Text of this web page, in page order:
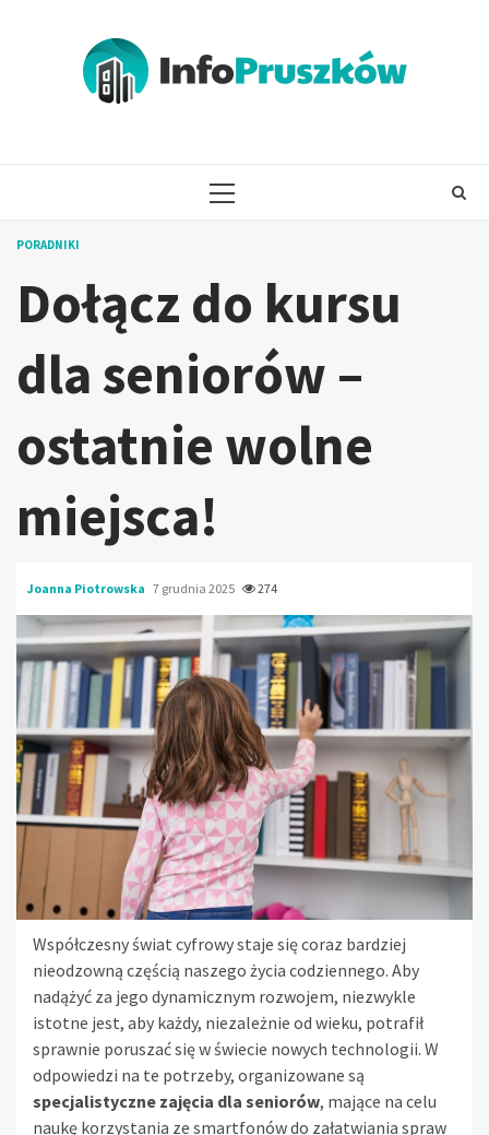
PRIMARY
PORADNIKI
Dołącz do kursu
dla seniorów –
ostatnie wolne
miejsca!
Joanna Piotrowska 7 grudnia 2025 274
Współczesny świat cyfrowy staje się coraz bardziej
nieodzowną częścią naszego życia codziennego. Aby
nadążyć za jego dynamicznym rozwojem, niezwykle
istotne jest, aby każdy, niezależnie od wieku, potrafił
sprawnie poruszać się w świecie nowych technologii. W
odpowiedzi na te potrzeby, organizowane są
specjalistyczne zajęcia dla seniorów, mające na celu
naukę korzystania ze smartfonów do załatwiania spraw